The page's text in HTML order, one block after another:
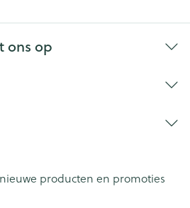
hartslag (hartkloppingen)
maagzuur (gastro-
droge keel, overgeven
ons op
producten en promoties